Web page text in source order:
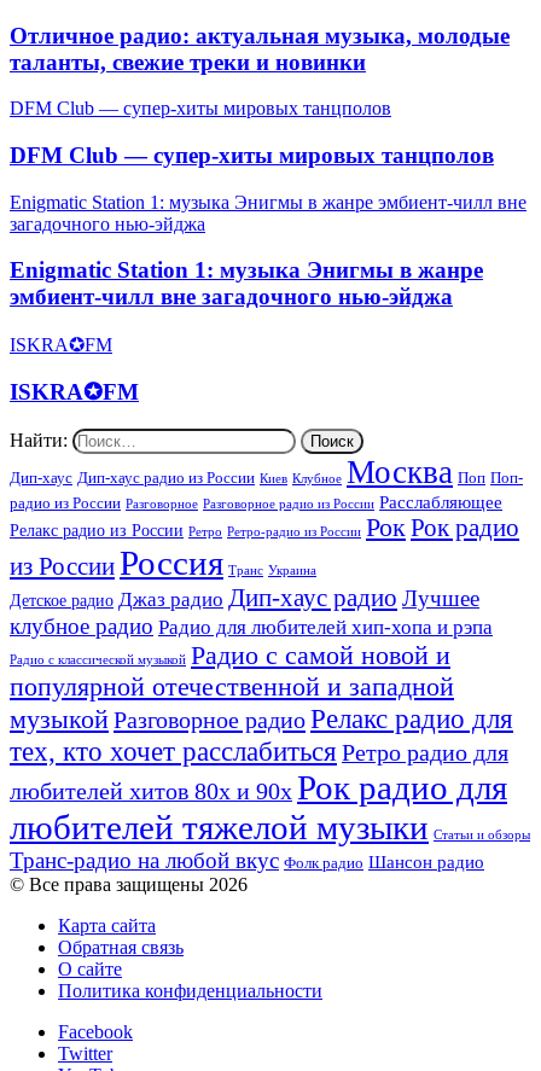
Отличное радио: актуальная музыка, молодые
таланты, свежие треки и новинки
DFM Club — супер-хиты мировых танцполов
DFM Club — супер-хиты мировых танцполов
Enigmatic Station 1: музыка Энигмы в жанре эмбиент-чилл вне
загадочного нью-эйджа
Enigmatic Station 1: музыка Энигмы в жанре
эмбиент-чилл вне загадочного нью-эйджа
ISKRA✪FM
ISKRA✪FM
Найти:
Дип-хаус Дип-хаус радио из России Киев Клубное Москва Поп Поп-
радио из России Разговорное Разговорное радио из России Расслабляющее
Релакс радио из России Ретро Ретро-радио из России Рок Рок радио
из РоссииРоссия Транс Украина
Детское радио Джаз радио Дип-хаус радио Лучшее
клубное радио Радио для любителей хип-хопа и рэпа
Радио с классической музыкой Радио с самой новой и
популярной отечественной и западной
музыкойРазговорное радиоРелакс радио для
тех, кто хочет расслабиться Ретро радио для
любителей хитов 80х и 90хРок радио для
любителей тяжелой музыки Статьи и обзоры
Транс-радио на любой вкус Фолк радио Шансон радио
© Все права защищены 2026
Карта сайта
Обратная связь
О сайте
Политика конфиденциальности
Facebook
Twitter